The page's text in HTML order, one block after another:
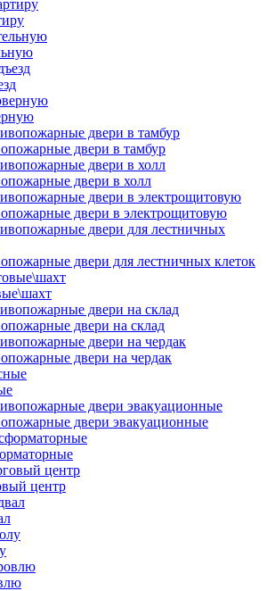
двери в тамбур
двери в холл
двери в электрощитовую
двери для лестничных клеток
двери на склад
двери на чердак
двери эвакуационные
центр